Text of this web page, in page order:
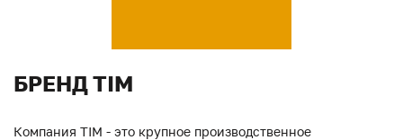
БРЕНД TIM
Компания TIM - это крупное производственное